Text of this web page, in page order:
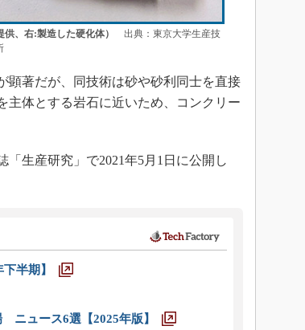
、右:製造した硬化体）
出典：東京大学生産技
著だが、同技術は砂や砂利同士を直接
主体とする岩石に近いため、コンクリー
生産研究」で2021年5月1日に公開し
半期】
ニュース6選【2025年版】